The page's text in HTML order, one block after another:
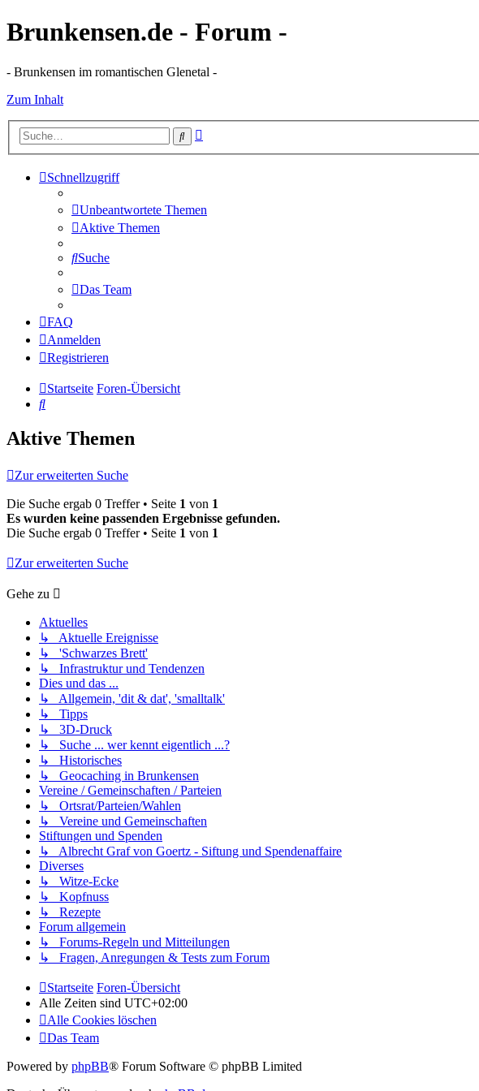
Brunkensen.de - Forum -
- Brunkensen im romantischen Glenetal -
Zum Inhalt
Suche
Schnellzugriff
Unbeantwortete Themen
Aktive Themen
Suche
Das Team
FAQ
Anmelden
Registrieren
Startseite Foren-Übersicht
Suche
Aktive Themen
Zur erweiterten Suche
Die Suche ergab 0 Treffer • Seite 1 von 1
Es wurden keine passenden Ergebnisse gefunden.
Die Suche ergab 0 Treffer • Seite 1 von 1
Zur erweiterten Suche
Gehe zu
Aktuelles
↳ Aktuelle Ereignisse
↳ 'Schwarzes Brett'
↳ Infrastruktur und Tendenzen
Dies und das ...
↳ Allgemein, 'dit & dat', 'smalltalk'
↳ Tipps
↳ 3D-Druck
↳ Suche ... wer kennt eigentlich ...?
↳ Historisches
↳ Geocaching in Brunkensen
Vereine / Gemeinschaften / Parteien
↳ Ortsrat/Parteien/Wahlen
↳ Vereine und Gemeinschaften
Stiftungen und Spenden
↳ Albrecht Graf von Goertz - Siftung und Spendenaffaire
Diverses
↳ Witze-Ecke
↳ Kopfnuss
↳ Rezepte
Forum allgemein
↳ Forums-Regeln und Mitteilungen
↳ Fragen, Anregungen & Tests zum Forum
Startseite Foren-Übersicht
Alle Zeiten sind UTC+02:00
Alle Cookies löschen
Das Team
Powered by phpBB® Forum Software © phpBB Limited